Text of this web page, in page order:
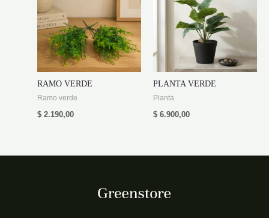
RAMO VERDE
Ramo verde
$ 2.190,00
PLANTA VERDE
Planta
$ 6.900,00